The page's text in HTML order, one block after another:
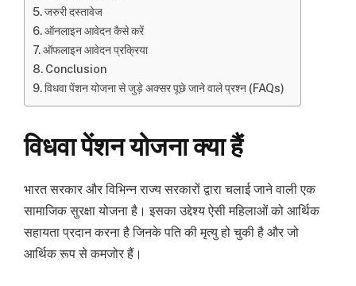
जरुरी दस्तावेज
ऑनलाइन आवेदन कैसे करें
ऑफलाइन आवेदन प्रक्रिया
Conclusion
विधवा पेंशन योजना से जुड़े अक्सर पूछे जाने वाले प्रश्न (FAQs)
विधवा पेंशन योजना क्या हैं
भारत सरकार और विभिन्न राज्य सरकारों द्वारा चलाई जाने वाली एक
सामाजिक सुरक्षा योजना है। इसका उद्देश्य ऐसी महिलाओं को आर्थिक
सहायता प्रदान करना है जिनके पति की मृत्यु हो चुकी है और जो
आर्थिक रूप से कमजोर हैं।